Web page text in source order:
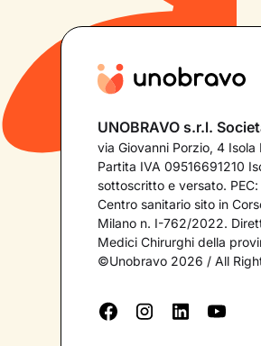
UNOBRAVO s.r.l.
via Giovanni Porzio, 4
Partita IVA 09516691210
sottoscritto e versato. PEC:
Centro sanitario sito in
Milano n. I-762/2022.
Medici Chirurghi della
©Unobravo 2026 / All